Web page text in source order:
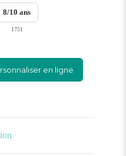
8/10 ans
1751
en ligne